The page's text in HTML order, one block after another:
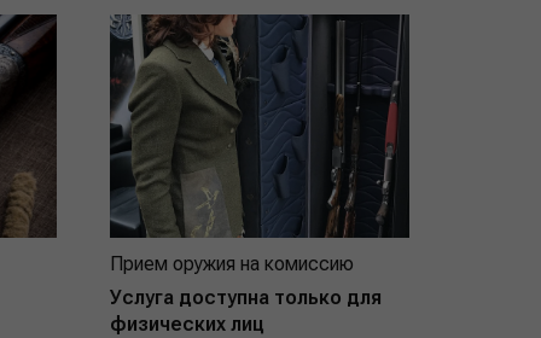
Прием оружия на комиссию
Услуга доступна только для
физических лиц